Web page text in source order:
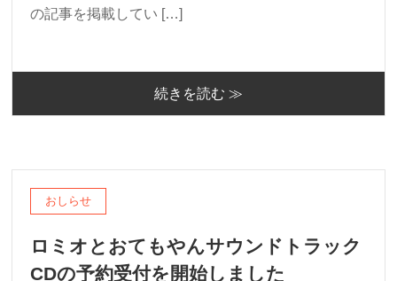
の記事を掲載してい […]
続きを読む ≫
おしらせ
ロミオとおてもやんサウンドトラック
CDの予約受付を開始しました